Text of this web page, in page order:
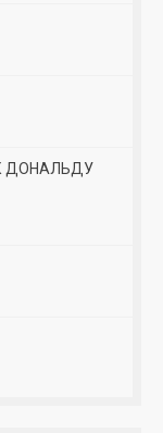
ДОНАЛЬДУ